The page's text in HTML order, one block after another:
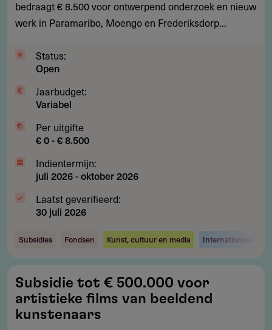
ontwerpersresidency
in
bedraagt € 8.500 voor ontwerpend onderzoek en nieuw
werk in Paramaribo, Moengo en Frederiksdorp...
Status:
Open
Jaarbudget:
Variabel
Per uitgifte
€ 0 - € 8.500
Indientermijn:
juli 2026-oktober 2026
Laatst geverifieerd:
30 juli 2026
Subsidies Fondsen Kunst, cultuur en media Internationaal
tot
€
500.000
Subsidie tot € 500.000 voor
artistieke films van beeldend
kunstenaars